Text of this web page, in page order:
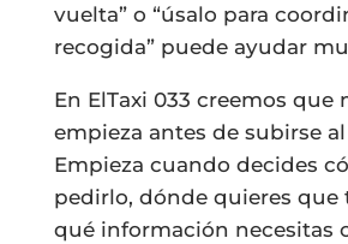
vuelta” o “úsalo para
recogida” puede ayudar
En ElTaxi 033 creemos que
empieza antes de subirse
Empieza cuando decides
pedirlo, dónde quieres que
qué información necesitas